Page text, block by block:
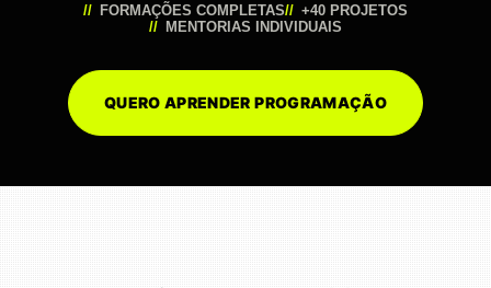
FORMAÇÕES COMPLETAS
+40 PROJETOS
MENTORIAS INDIVIDUAIS
QUERO APRENDER PROGRAMAÇÃO